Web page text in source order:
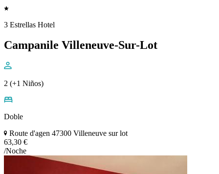
3 Estrellas Hotel
Campanile Villeneuve-Sur-Lot
2 (+1 Niños)
Doble
Route d'agen 47300 Villeneuve sur lot
63,30 €
/Noche